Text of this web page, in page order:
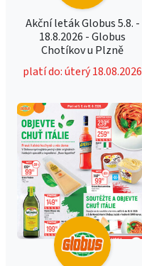
Akční leták Globus 5.8. -
18.8.2026 - Globus
Chotíkov u Plzně
platí do: úterý 18.08.2026